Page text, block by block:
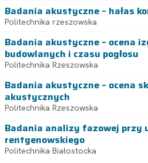
Badania akustyczne – hałas
Politechnika rzeszowska
Badania akustyczne – ocena
budowlanych i czasu pogłosu
Politechnika Rzeszowska
Badania akustyczne – ocena
akustycznych
Politechnika Rzeszowska
Badania analizy fazowej
rentgenowskiego
Politechnika Białostocka